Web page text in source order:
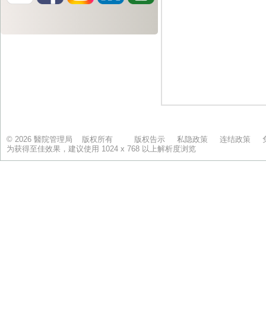
© 2026 醫院管理局 版权所有 版权告示 私隐政策 连结政策
为获得至佳效果，建议使用 1024 x 768 以上解析度浏览